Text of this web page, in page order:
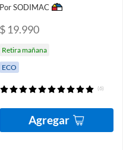
Por SODIMAC
$ 19.990
Retira mañana
ECO
(6)
Agregar